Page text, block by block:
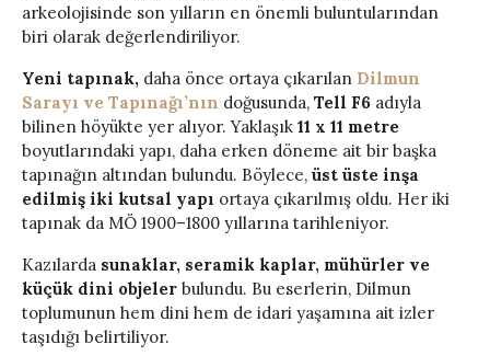
arkeolojisinde son yılların en önemli buluntularından
biri olarak değerlendiriliyor.
Yeni tapınak, daha önce ortaya çıkarılan Dilmun
Sarayı ve Tapınağı’nın doğusunda, Tell F6 adıyla
bilinen höyükte yer alıyor. Yaklaşık 11 x 11 metre
boyutlarındaki yapı, daha erken döneme ait bir başka
tapınağın altından bulundu. Böylece, üst üste inşa
edilmiş iki kutsal yapı ortaya çıkarılmış oldu. Her iki
tapınak da MÖ 1900–1800 yıllarına tarihleniyor.
Kazılarda sunaklar, seramik kaplar, mühürler ve
küçük dini objeler bulundu. Bu eserlerin, Dilmun
toplumunun hem dini hem de idari yaşamına ait izler
taşıdığı belirtiliyor.